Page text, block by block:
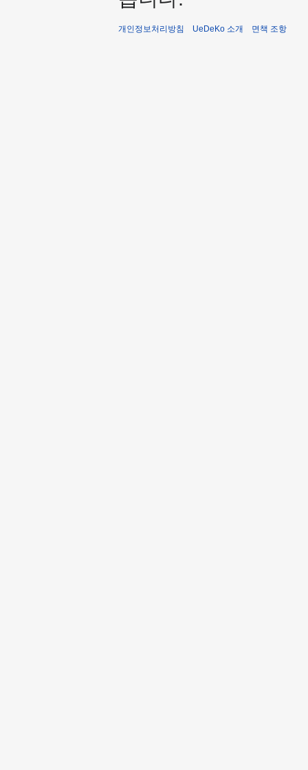
개인정보처리방침 UeDeKo 소개 면책 조항